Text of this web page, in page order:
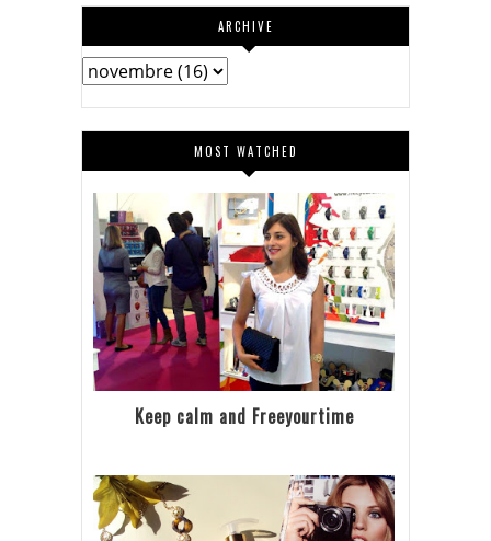
ARCHIVE
MOST WATCHED
Keep calm and Freeyourtime